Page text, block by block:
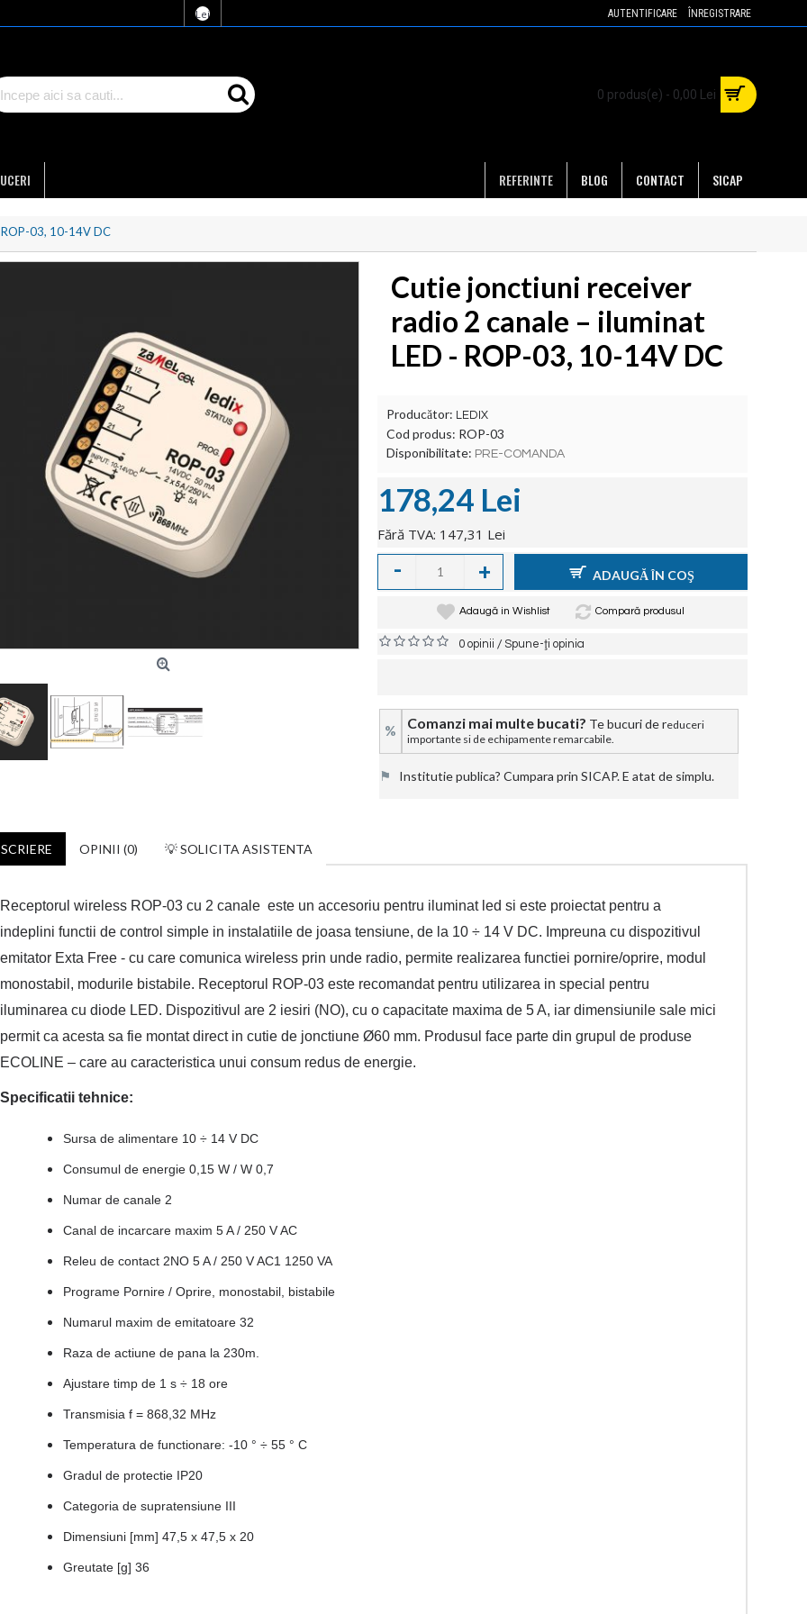
Lei AUTENTIFICARE ÎNREGISTRARE
0 produs(e) - 0,00 Lei
SICAP
CONTACT
BLOG
REFERINTE
03, 10-14V DC
Cutie jonctiuni receiver
radio 2 canale – iluminat
LED - ROP-03, 10-14V DC
Producător: LEDIX
Cod produs: ROP-03
Disponibilitate: PRE-COMANDA
178,24 Lei
Fără TVA: 147,31 Lei
- + ADAUGĂ ÎN COŞ
Adaugă in Wishlist Compară produsul
0 opinii /Spune-ţi opinia
% Comanzi mai multe bucati? Te bucuri de reduceri
importante si de echipamente remarcabile.
⚑ Institutie publica? Cumpara prin SICAP. E atat de simplu.
OPINII (0) 💡 SOLICITA ASISTENTA
Receptorul wireless ROP-03 cu 2 canale este un accesoriu pentru iluminat led si este proiectat pentru a
indeplini functii de control simple in instalatiile de joasa tensiune, de la 10 ÷ 14 V DC. Impreuna cu dispozitivul
emitator Exta Free - cu care comunica wireless prin unde radio, permite realizarea functiei pornire/oprire, modul
monostabil, modurile bistabile. Receptorul ROP-03 este recomandat pentru utilizarea in special pentru
iluminarea cu diode LED. Dispozitivul are 2 iesiri (NO), cu o capacitate maxima de 5 A, iar dimensiunile sale mici
permit ca acesta sa fie montat direct in cutie de jonctiune Ø60 mm. Produsul face parte din grupul de produse
ECOLINE – care au caracteristica unui consum redus de energie.
Specificatii tehnice:
Sursa de alimentare 10 ÷ 14 V DC
Consumul de energie 0,15 W / W 0,7
Numar de canale 2
Canal de incarcare maxim 5 A / 250 V AC
Releu de contact 2NO 5 A / 250 V AC1 1250 VA
Programe Pornire / Oprire, monostabil, bistabile
Numarul maxim de emitatoare 32
Raza de actiune de pana la 230m.
Ajustare timp de 1 s ÷ 18 ore
Transmisia f = 868,32 MHz
Temperatura de functionare: -10 ° ÷ 55 ° C
Gradul de protectie IP20
Categoria de supratensiune III
Dimensiuni [mm] 47,5 x 47,5 x 20
Greutate [g] 36